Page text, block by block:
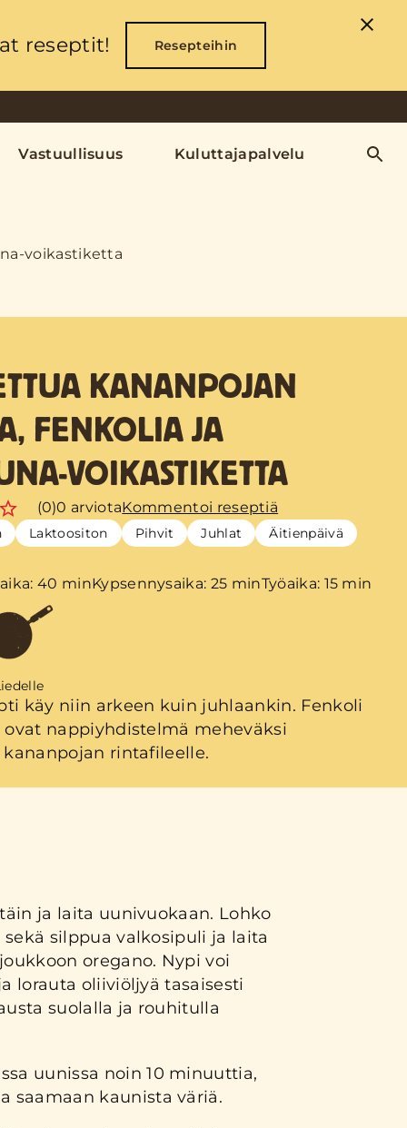
reseptit! Resepteihin
Vastuullisuus Kuluttajapalvelu
voikastiketta
KANANPOJAN
FENKOLIA JA
VOIKASTIKETTA
(0)0 arviotaKommentoi reseptiä
Laktoositon Pihvit Juhlat Äitienpäivä
40 minKypsennysaika: 25 minTyöaika: 15 min
käy niin arkeen kuin juhlaankin. Fenkoli
nappiyhdistelmä meheväksi
rintafileelle.
ja laita uunivuokaan. Lohko
silppua valkosipuli ja laita
oregano. Nypi voi
lorauta oliiviöljyä tasaisesti
suolalla ja rouhitulla
uunissa noin 10 minuuttia,
saamaan kaunista väriä.